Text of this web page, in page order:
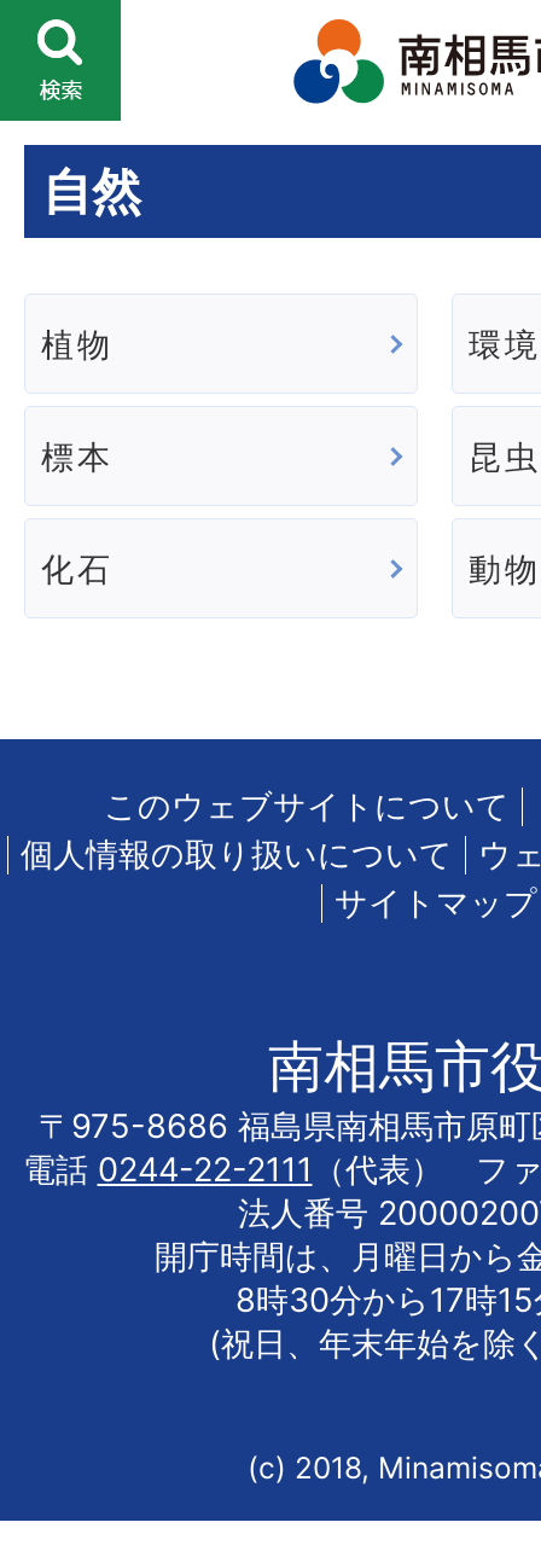
自然
植物 環境
標本 昆虫
化石 動物
このウェブサイトについて
個人情報の取り扱いについて
ウ
サイトマップ
南相馬市
〒975-8686 福島県南相馬市原町
電話 0244-22-2111
（代表） フ
法人番号
開庁時間は、月曜日から
8時30分から17時
(祝日、年末年始を除
(c) 2018,